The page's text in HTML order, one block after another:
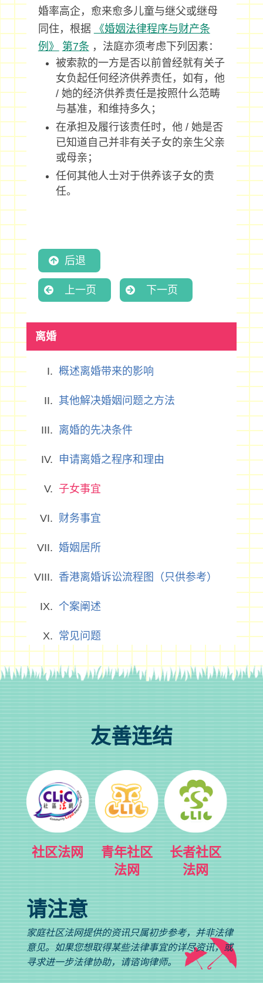
婚率高企，愈来愈多儿童与继父或继母
同住，根据
《婚姻法律程序与财产条
例》
第7条，法庭亦须考虑下列因素：
被索款的一方是否以前曾经就有关子
女负起任何经济供养责任，如有，他
/ 她的经济供养责任是按照什么范畴
与基准，和维持多久；
在承担及履行该责任时，他 / 她是否
已知道自己并非有关子女的亲生父亲
或母亲；
任何其他人士对于供养该子女的责
任。
后退
上一页 下一页
离婚
概述离婚带来的影响
其他解决婚姻问题之方法
离婚的先决条件
申请离婚之程序和理由
子女事宜
财务事宜
婚姻居所
香港离婚诉讼流程图（只供参考）
个案阐述
常见问题
友善连结
社区法网
青年社区
法网
长者社区
法网
请注意
家庭社区法网提供的资讯只属初步参考，并非法律
意见。如果您想取得某些法律事宜的详尽资讯，或
寻求进一步法律协助，请谘询律师。